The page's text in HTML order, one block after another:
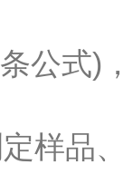
式)，
品、